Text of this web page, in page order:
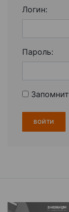
Логин:
Пароль: